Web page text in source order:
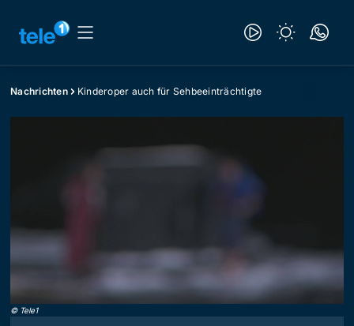
Nachrichten Kinderoper auch für Sehbeeinträchtigte
© Tele1